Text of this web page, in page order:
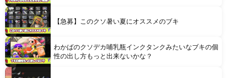
【急募】このクソ暑い夏にオススメのブキ
わかばのクソデカ哺乳瓶インクタンクみたいなブキの個
性の出し方もっと出来ないかな？